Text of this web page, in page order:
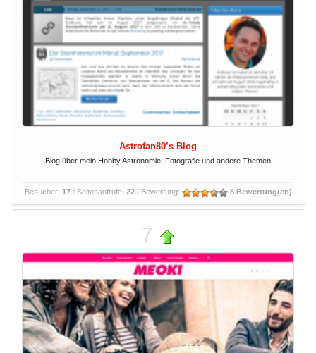
Astrofan80’s Blog
Blog über mein Hobby Astronomie, Fotografie und andere Themen
Besucher: 17/ Seitenaufrufe: 22/ Bewertung: 8 Bewertung(en)
7